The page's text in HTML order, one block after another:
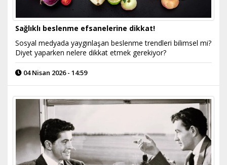
Sağlıklı beslenme efsanelerine dikkat!
Sosyal medyada yaygınlaşan beslenme trendleri bilimsel mi?
Diyet yaparken nelere dikkat etmek gerekiyor?
04 Nisan 2026 - 14:59